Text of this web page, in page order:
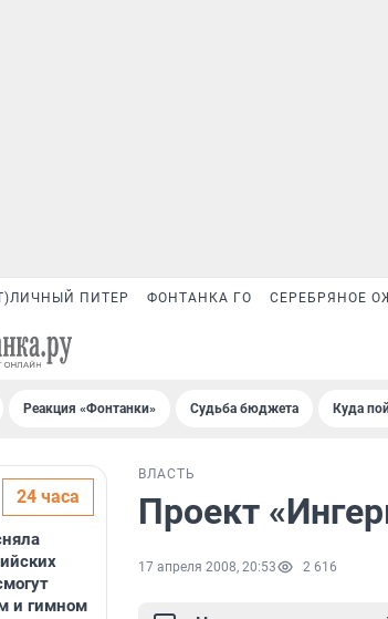
ПИТЕР ФОНТАНКА ГО СЕРЕБРЯНОЕ
Реакция «Фонтанки» Судьба бюджета Куда
24 часа
и гимном
ВЛАСТЬ
Проект
17 апреля 2008, 20:53 2 616